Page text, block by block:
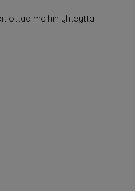
ottaa meihin yhteyttä